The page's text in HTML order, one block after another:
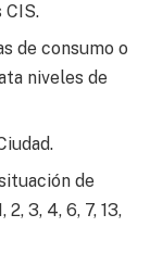
CIS.
de consumo o
niveles de
de
3, 4, 6, 7, 13,